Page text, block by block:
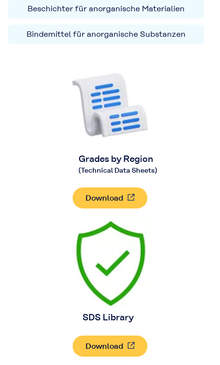
Beschichter für anorganische Materialien
Bindemittel für anorganische Substanzen
Grades by Region
(Technical Data Sheets)
Download
SDS Library
Download